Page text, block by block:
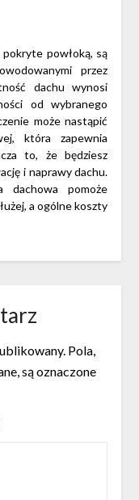
pokryte powłoką, są
przez
dachu wynosi
od wybranego
może nastąpić
która zapewnia
to, że będziesz
i naprawy dachu.
dachowa pomoże
a ogólne koszty
Pola,
są oznaczone